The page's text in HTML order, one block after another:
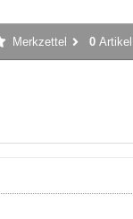
Merkzettel 0 Artikel